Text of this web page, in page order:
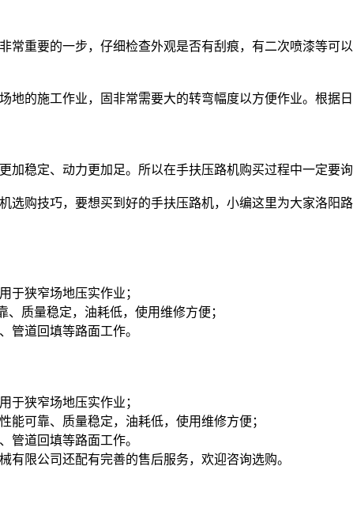
重要的一步，仔细检查外观是否有刮痕，有二次喷漆等可以
的施工作业，固非常需要大的转弯幅度以方便作业。根据
稳定、动力更加足。所以在手扶压路机购买过程中一定要询
技巧，要想买到好的手扶压路机，小编这里为大家洛阳路
狭窄场地压实作业；
质量稳定，油耗低，使用维修方便；
道回填等路面工作。
狭窄场地压实作业；
可靠、质量稳定，油耗低，使用维修方便；
道回填等路面工作。
限公司还配有完善的售后服务，欢迎咨询选购。